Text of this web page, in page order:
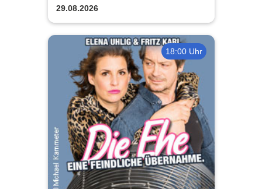
29.08.2026
18:00 Uhr